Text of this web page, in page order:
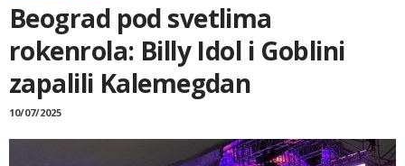
Beograd pod svetlima
rokenrola: Billy Idol i Goblini
zapalili Kalemegdan
10/07/2025